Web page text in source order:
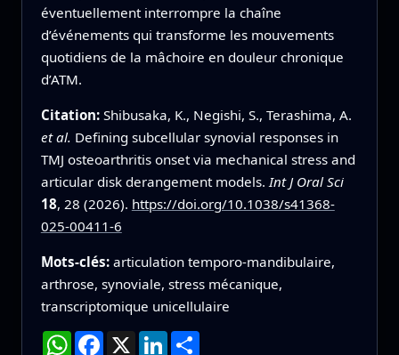
éventuellement interrompre la chaîne
d’événements qui transforme les mouvements
quotidiens de la mâchoire en douleur chronique
d’ATM.
Citation: Shibusaka, K., Negishi, S., Terashima, A.
et al. Defining subcellular synovial responses in
TMJ osteoarthritis onset via mechanical stress and
articular disk derangement models. Int J Oral Sci
18, 28 (2026). https://doi.org/10.1038/s41368-
025-00411-6
Mots-clés: articulation temporo‑mandibulaire,
arthrose, synoviale, stress mécanique,
transcriptomique unicellulaire
WhatsApp
Facebook
X LinkedInPartager